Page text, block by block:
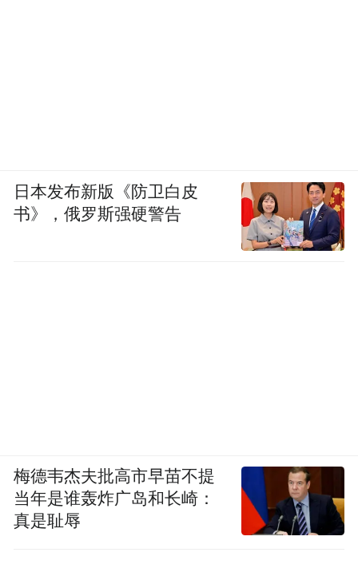
日本发布新版《防卫白皮
书》，俄罗斯强硬警告
梅德韦杰夫批高市早苗不提
当年是谁轰炸广岛和长崎：
真是耻辱